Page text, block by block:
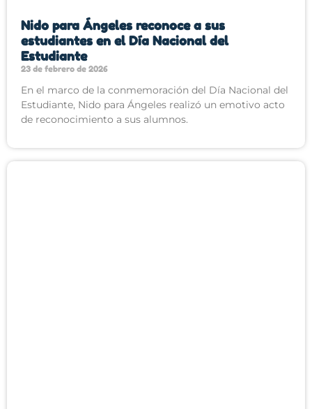
Nido para Ángeles reconoce a sus
estudiantes en el Día Nacional del
Estudiante
23 de febrero de 2026
En el marco de la conmemoración del Día Nacional del
Estudiante, Nido para Ángeles realizó un emotivo acto
de reconocimiento a sus alumnos.